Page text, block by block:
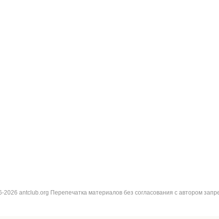
2026 antclub.org Перепечатка материалов без согласования с автором